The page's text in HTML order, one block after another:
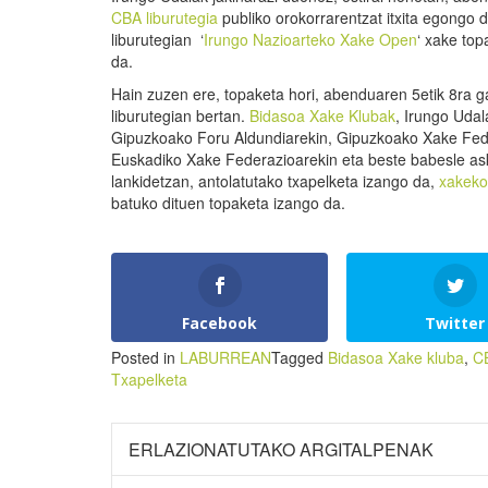
CBA liburutegia publiko orokorrarentzat itxita egongo
liburutegian ‘Irungo Nazioarteko Xake Open‘ xake
da.
Hain zuzen ere, topaketa hori, abenduaren 5etik 8ra
liburutegian bertan. Bidasoa Xake Klubak, Irungo
Gipuzkoako Foru Aldundiarekin, Gipuzkoako Xake
Euskadiko Xake Federazioarekin eta beste babesle
lankidetzan, antolatutako txapelketa izango da, xakeko
batuko dituen topaketa izango da.
Facebook Twitter
Posted in LABURREANTagged Bidasoa Xake kluba,
Txapelketa
ERLAZIONATUTAKO ARGITALPENAK